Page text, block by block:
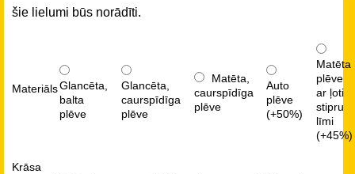
šie lielumi būs norādīti.
MateriālsGlancēta,
balta
plēve
Glancēta,
caurspīdīga
plēve
Matēta,
caurspīdīga
plēve
Auto
plēve
(+50%)
Matēta
plēve
ar ļoti
stipru
līmi
(+45%)
Krāsa